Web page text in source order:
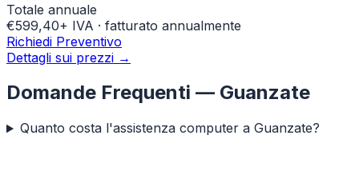
Totale annuale
€599,40+ IVA · fatturato annualmente
Richiedi Preventivo
Dettagli sui prezzi →
Domande Frequenti — Guanzate
Quanto costa l'assistenza computer a Guanzate?